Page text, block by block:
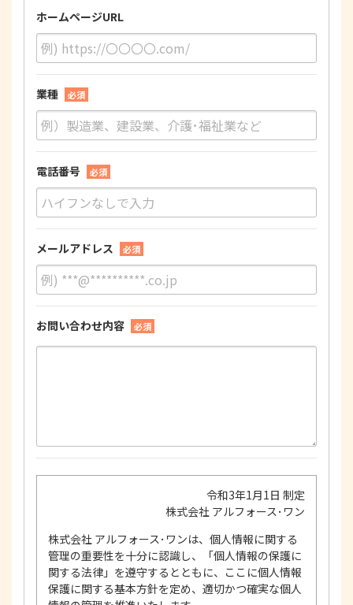
ホームページURL
業種 必須
電話番号 必須
メールアドレス 必須
お問い合わせ内容 必須
令和3年1月1日 制定
株式会社 アルフォース･ワン
株式会社 アルフォース･ワンは、個人情報に関する
管理の重要性を十分に認識し、「個人情報の保護に
関する法律」を遵守するとともに、ここに個人情報
保護に関する基本方針を定め、適切かつ確実な個人